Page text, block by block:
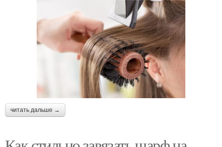
читать дальше →